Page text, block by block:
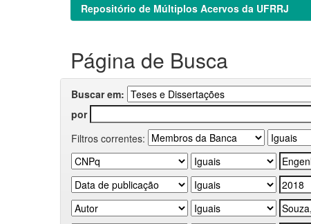
Repositório de Múltiplos Acervos da UFRRJ
Página de Busca
Buscar em:
por
Filtros correntes: